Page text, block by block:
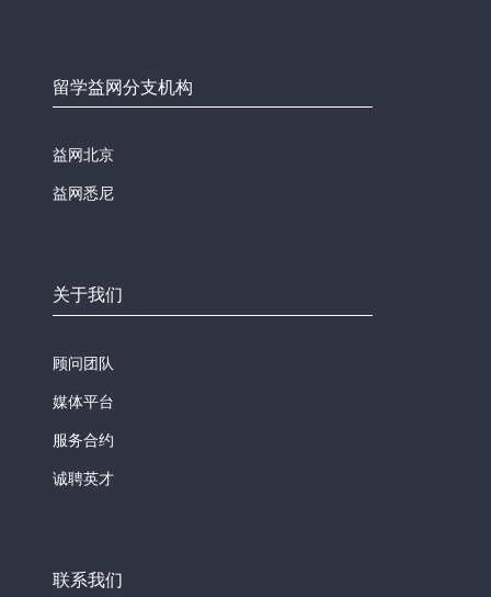
留学益网分支机构
益网北京
益网悉尼
关于我们
顾问团队
媒体平台
服务合约
诚聘英才
联系我们